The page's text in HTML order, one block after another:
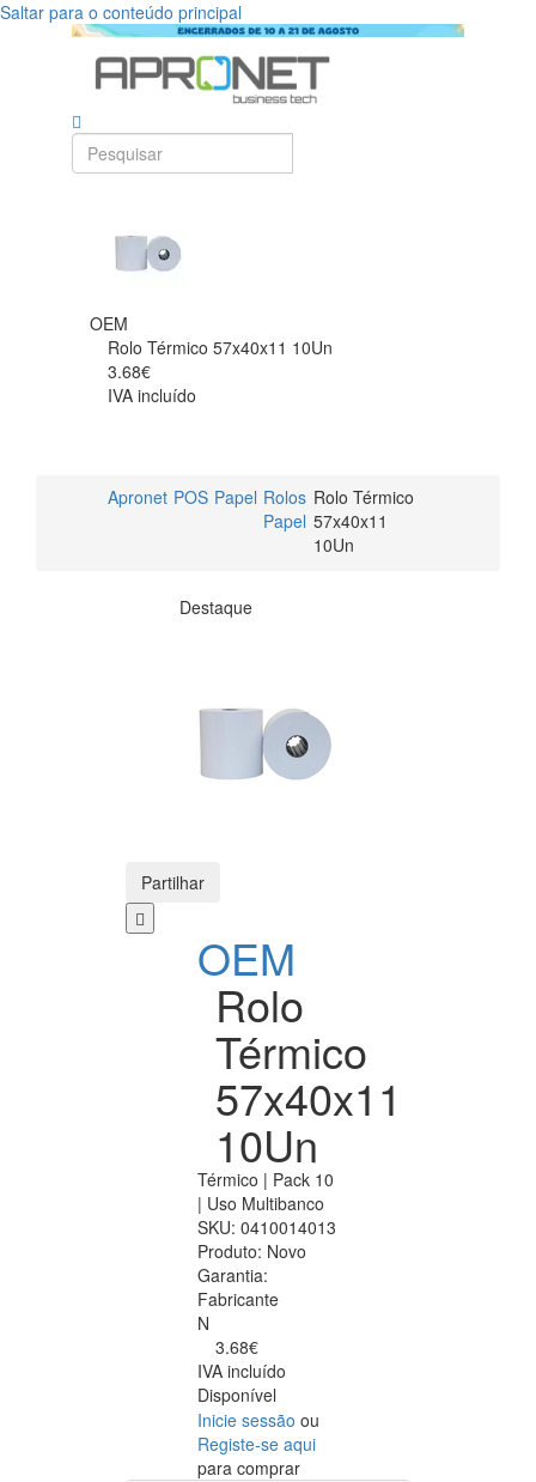
Saltar para o conteúdo principal
OEM
Rolo Térmico 57x40x11 10Un
3.68€
IVA incluído
Apronet POS Papel Rolos
Papel
Rolo Térmico
57x40x11
10Un
Destaque
Partilhar
OEM
Rolo
Térmico
57x40x11
10Un
Térmico | Pack 10
| Uso Multibanco
SKU: 0410014013
Produto: Novo
Garantia:
Fabricante
N
3.68€
IVA incluído
Disponível
Inicie sessão ou
Registe-se aqui
para comprar